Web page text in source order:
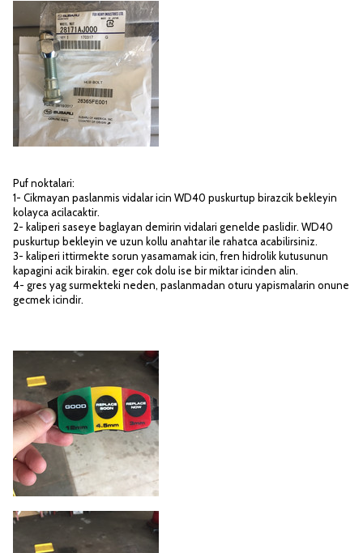
Puf noktalari:
1- Cikmayan paslanmis vidalar icin WD40 puskurtup birazcik bekleyin
kolayca acilacaktir.
2- kaliperi saseye baglayan demirin vidalari genelde paslidir. WD40
puskurtup bekleyin ve uzun kollu anahtar ile rahatca acabilirsiniz.
3- kaliperi ittirmekte sorun yasamamak icin, fren hidrolik kutusunun
kapagini acik birakin. eger cok dolu ise bir miktar icinden alin.
4- gres yag surmekteki neden, paslanmadan oturu yapismalarin onune
gecmek icindir.